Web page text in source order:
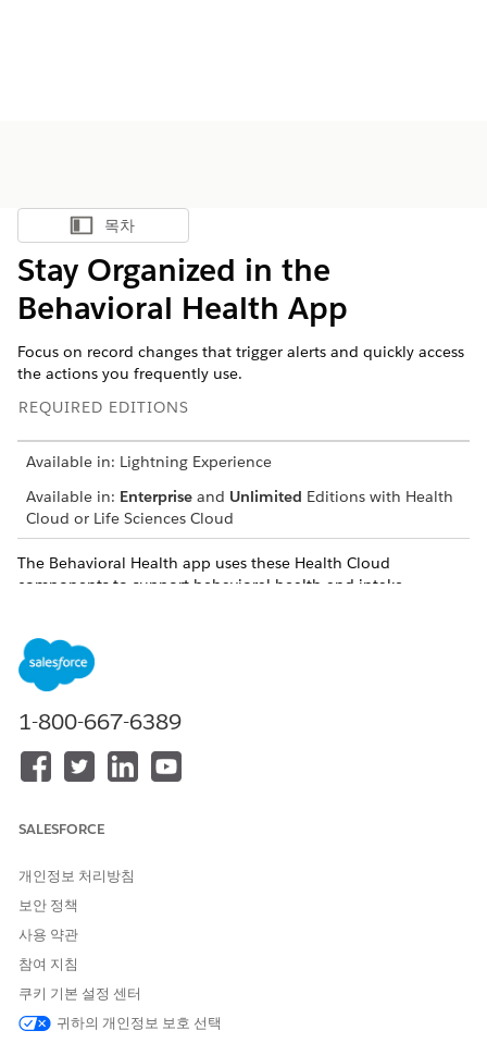
목차 표시
목차
Stay Organized in the
Behavioral Health App
Focus on record changes that trigger alerts and quickly access
the actions you frequently use.
REQUIRED EDITIONS
Available in: Lightning Experience
Available in: Enterprise and Unlimited Editions with Health
Cloud or Life Sciences Cloud
The Behavioral Health app uses these Health Cloud
components to support behavioral health and intake
our example.
Action Launcher
Quickly launch an assessment, workflow, or process from the
Action Launcher (1). Click an action or find and select one.
Contact your admin to customize the quick actions you
Prioritize tasks based on notifications about record changes
that require your attention (2).
1-800-667-6389
SALESFORCE
개인정보 처리방침
보안 정책
사용 약관
참여 지침
쿠키 기본 설정 센터
귀하의 개인정보 보호 선택